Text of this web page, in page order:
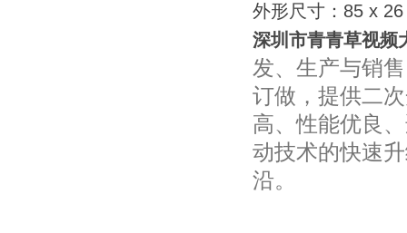
外形尺寸： 85 x
深圳市青青草视频
发、生产与销
订做，提供二
高、性能优良
动技术的快速
沿。